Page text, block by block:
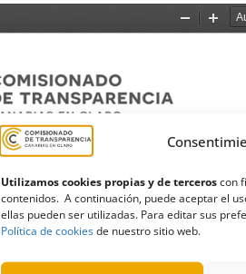
Utilizamos cookies propias y de terceroscon
contenidos. A continuación, puede aceptar el
ellas pueden ser utilizadas. Para editar sus
Política de cookiesde nuestro sitio web.